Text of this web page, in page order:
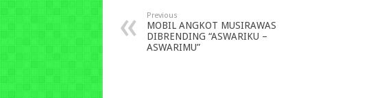
Previous
MOBIL ANGKOT MUSIRAWAS
DIBRENDING “ASWARIKU –
ASWARIMU”